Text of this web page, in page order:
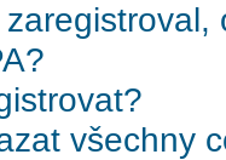
všechny